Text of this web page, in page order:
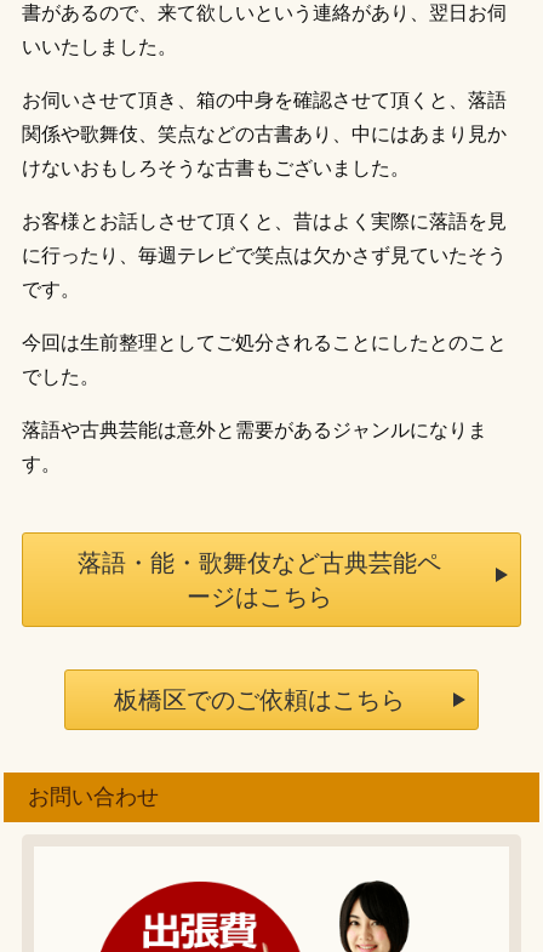
書があるので、来て欲しいという連絡があり、翌日お伺
いいたしました。
お伺いさせて頂き、箱の中身を確認させて頂くと、落語
関係や歌舞伎、笑点などの古書あり、中にはあまり見か
けないおもしろそうな古書もございました。
お客様とお話しさせて頂くと、昔はよく実際に落語を見
に行ったり、毎週テレビで笑点は欠かさず見ていたそう
です。
今回は生前整理としてご処分されることにしたとのこと
でした。
落語や古典芸能は意外と需要があるジャンルになりま
す。
落語・能・歌舞伎など古典芸能ペ
ージはこちら
板橋区でのご依頼はこちら
お問い合わせ